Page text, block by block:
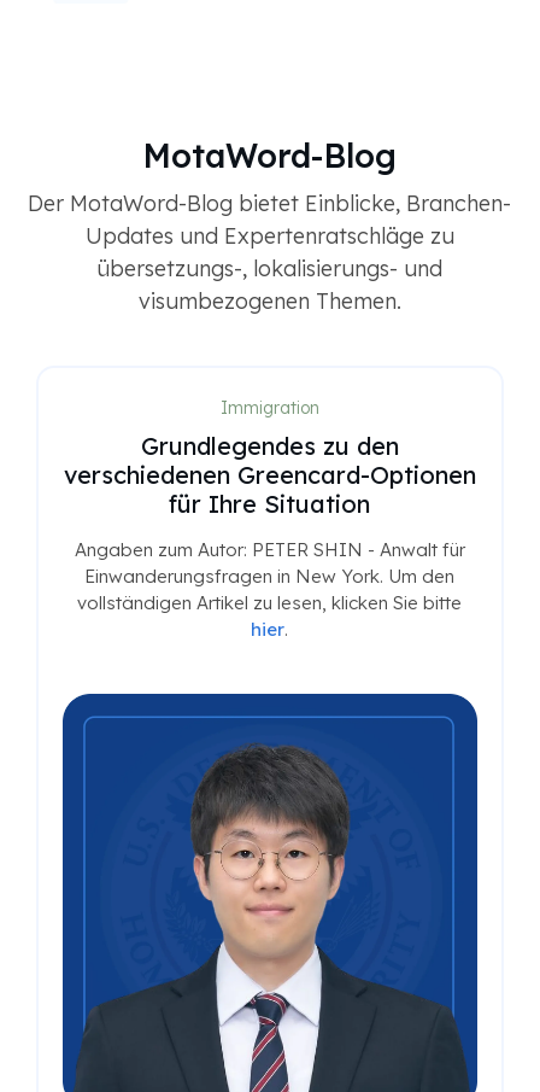
MotaWord-Blog
Der MotaWord-Blog bietet Einblicke, Branchen-
Updates und Expertenratschläge zu
übersetzungs-, lokalisierungs- und
visumbezogenen Themen.
Immigration
Grundlegendes zu den
verschiedenen Greencard-Optionen
für Ihre Situation
Angaben zum Autor: PETER SHIN - Anwalt für
Einwanderungsfragen in New York. Um den
vollständigen Artikel zu lesen, klicken Sie bitte
hier.